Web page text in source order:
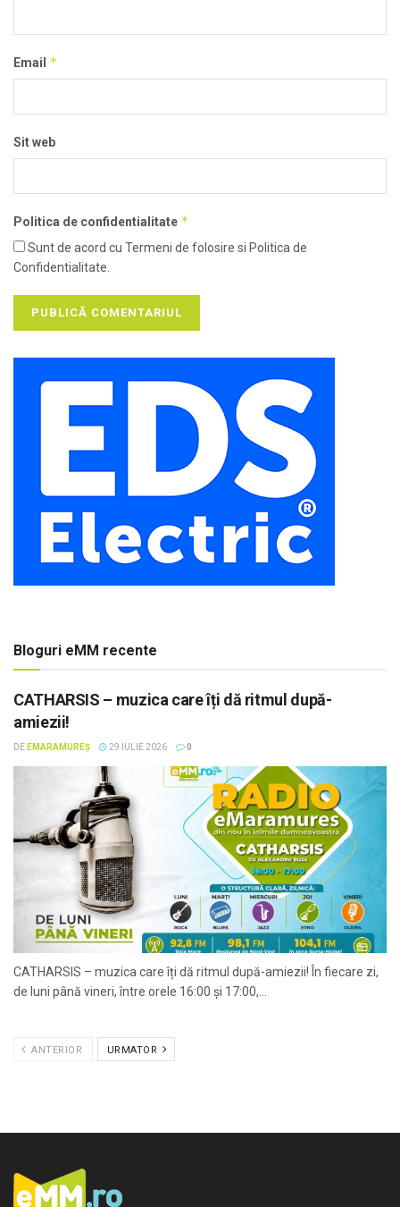
Email *
Sit web
Politica de confidentialitate *
Sunt de acord cu Termeni de folosire si Politica de
Confidentialitate.
Bloguri eMM recente
CATHARSIS – muzica care îți dă ritmul după-
amiezii!
DE EMARAMUREȘ 29 IULIE 2026 0
CATHARSIS – muzica care îți dă ritmul după-amiezii! În fiecare zi,
de luni până vineri, între orele 16:00 și 17:00,...
ANTERIOR URMATOR